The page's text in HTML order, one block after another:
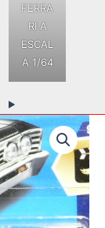
FERRA
RI A
ESCAL
A 1/64